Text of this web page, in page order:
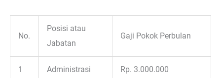
No.
Posisi atau
Jabatan
Gaji Pokok Perbulan
1 Administrasi Rp. 3.000.000